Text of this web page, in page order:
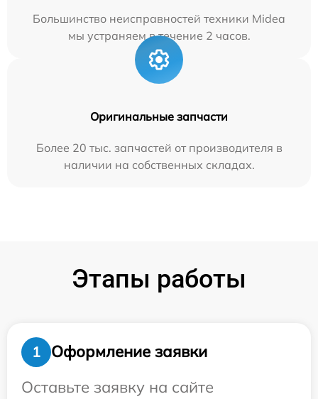
Большинство неисправностей техники Midea
мы устраняем в течение 2 часов.
Оригинальные запчасти
Более 20 тыс. запчастей от производителя в
наличии на собственных складах.
Этапы работы
1
Оформление заявки
Оставьте заявку на сайте